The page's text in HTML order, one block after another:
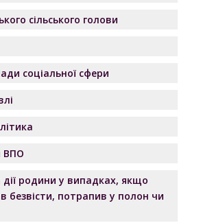
сільського голови
соціальної сфери
ВПО
родини у випадках, якщо
безвісти, потрапив у полон чи